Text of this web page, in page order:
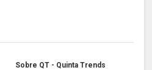
Sobre QT - Quinta Trends